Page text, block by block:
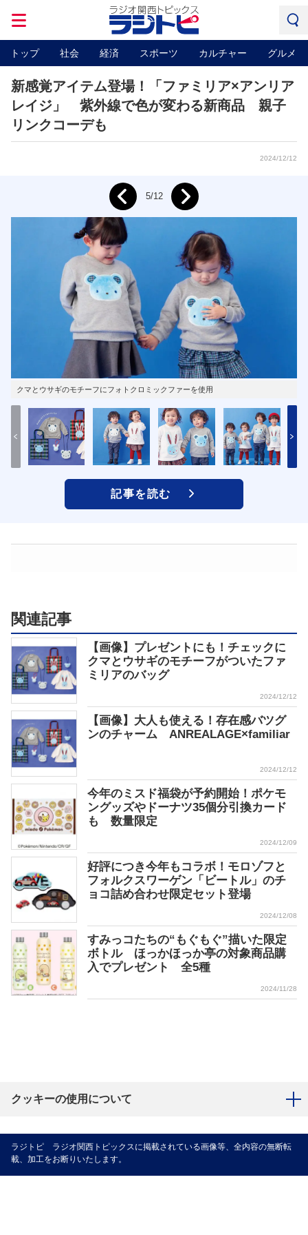
トップ 社会 経済 スポーツ カルチャー グルメ
新感覚アイテム登場！「ファミリア×アンリア
レイジ」 紫外線で色が変わる新商品 親子
リンクコーデも
2024/12/12
クマとウサギのモチーフにフォトクロミックファーを使用
5/12
記事を読む
関連記事
【画像】プレゼントにも！チェックに
クマとウサギのモチーフがついたファ
ミリアのバッグ
2024/12/12
【画像】大人も使える！存在感バツグ
ンのチャーム ANREALAGE×familiar
2024/12/12
今年のミスド福袋が予約開始！ポケモ
ングッズやドーナツ35個分引換カード
も 数量限定
2024/12/09
好評につき今年もコラボ！モロゾフと
フォルクスワーゲン「ビートル」のチ
ョコ詰め合わせ限定セット登場
2024/12/08
すみっコたちの“もぐもぐ”描いた限定
ボトル ほっかほっか亭の対象商品購
入でプレゼント 全5種
2024/11/28
クッキーの使用について
ラジトピ ラジオ関西トピックスに掲載されている画像等、全内容の無断転
載、加工をお断りいたします。